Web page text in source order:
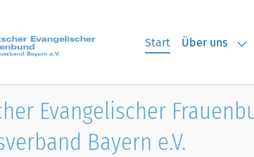
Start Über uns
Evangelischer
Bayern e.V.